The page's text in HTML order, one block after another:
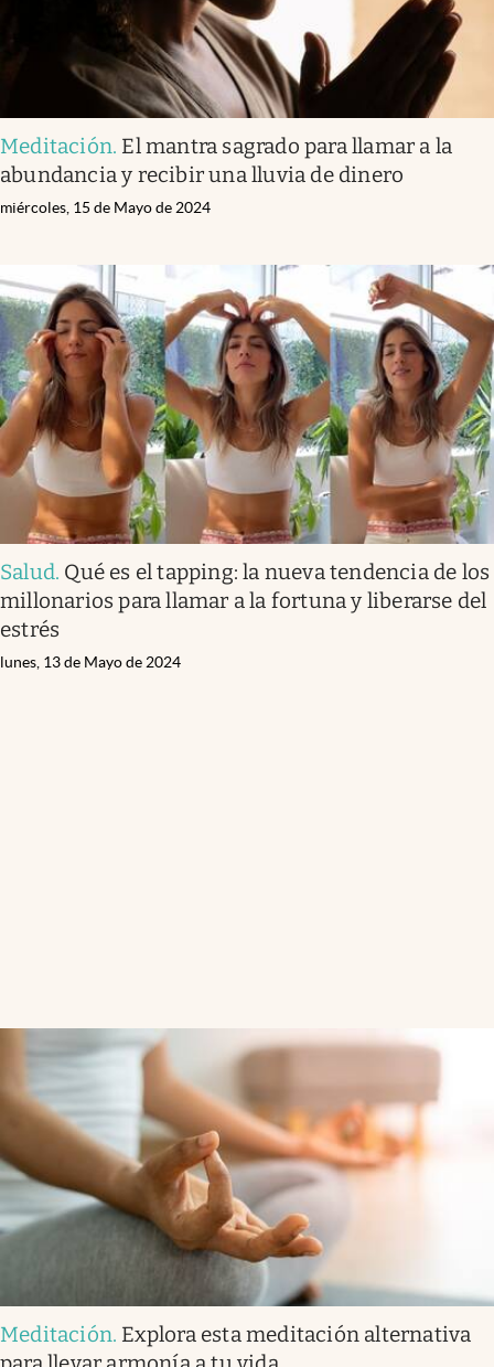
Meditación. El mantra sagrado para llamar a la
abundancia y recibir una lluvia de dinero
miércoles, 15 de Mayo de 2024
Salud. Qué es el tapping: la nueva tendencia de los
millonarios para llamar a la fortuna y liberarse del
estrés
lunes, 13 de Mayo de 2024
Meditación. Explora esta meditación alternativa